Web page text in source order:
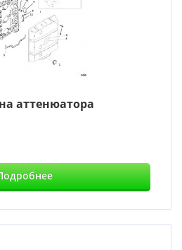
аттенюатора